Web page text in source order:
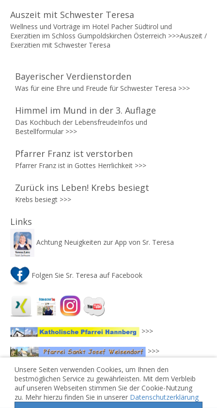
Unsere Seiten verwenden Cookies, um Ihnen den
bestmöglichen Service zu gewährleisten. Mit dem Verbleib
auf unseren Webseiten stimmen Sie der Cookie-Nutzung
zu. Mehr hierzu finden Sie in unserer Datenschutzerklärung
Auszeit mit Schwester Teresa
Wellness und Vorträge im Hotel Pacher Südtirol und
Exerzitien im Schloss Gumpoldskirchen Österreich >>>Auszeit /
Exerzitien mit Schwester Teresa
Bayerischer Verdienstorden
Was für eine Ehre und Freude für Schwester Teresa >>>
Himmel im Mund in der 3. Auflage
Das Kochbuch der LebensfreudeInfos und
Bestellformular >>>
Pfarrer Franz ist verstorben
Pfarrer Franz ist in Gottes Herrlichkeit >>>
Zurück ins Leben! Krebs besiegt
Krebs besiegt >>>
Links
Achtung Neuigkeiten zur App von Sr. Teresa
Folgen Sie Sr. Teresa auf Facebook
>>>
>>>